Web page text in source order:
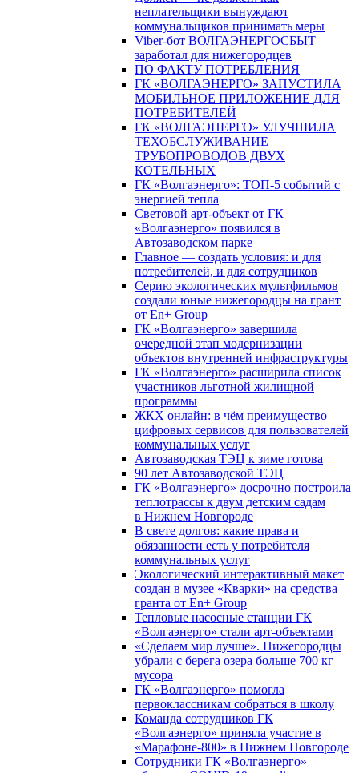
неплательщики вынуждают
коммунальщиков принимать меры
Viber-бот ВОЛГАЭНЕРГОСБЫТ
заработал для нижегородцев
ПО ФАКТУ ПОТРЕБЛЕНИЯ
ГК «ВОЛГАЭНЕРГО» ЗАПУСТИЛА
МОБИЛЬНОЕ ПРИЛОЖЕНИЕ ДЛЯ
ПОТРЕБИТЕЛЕЙ
ГК «ВОЛГАЭНЕРГО» УЛУЧШИЛА
ТЕХОБСЛУЖИВАНИЕ
ТРУБОПРОВОДОВ ДВУХ
КОТЕЛЬНЫХ
ГК «Волгаэнерго»: ТОП-5 событий с
энергией тепла
Световой арт-объект от ГК
«Волгаэнерго» появился в
Автозаводском парке
Главное — создать условия: и для
потребителей, и для сотрудников
Серию экологических мультфильмов
создали юные нижегородцы на грант
от En+ Group
ГК «Волгаэнерго» завершила
очередной этап модернизации
объектов внутренней инфраструктуры
ГК «Волгаэнерго» расширила список
участников льготной жилищной
программы
ЖКХ онлайн: в чём преимущество
цифровых сервисов для пользователей
коммунальных услуг
Автозаводская ТЭЦ к зиме готова
90 лет Автозаводской ТЭЦ
ГК «Волгаэнерго» досрочно построила
теплотрассы к двум детским садам
в Нижнем Новгороде
В свете долгов: какие права и
обязанности есть у потребителя
коммунальных услуг
Экологический интерактивный макет
создан в музее «Кварки» на средства
гранта от En+ Group
Тепловые насосные станции ГК
«Волгаэнерго» стали арт-объектами
«Сделаем мир лучше». Нижегородцы
убрали с берега озера больше 700 кг
мусора
ГК «Волгаэнерго» помогла
первоклассникам собраться в школу
Команда сотрудников ГК
«Волгаэнерго» приняла участие в
«Марафоне-800» в Нижнем Новгороде
Сотрудники ГК «Волгаэнерго»